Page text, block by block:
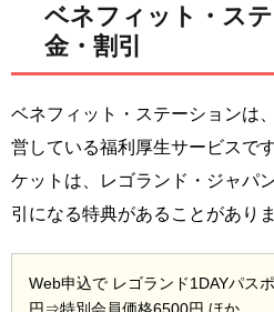
ベネフィット・ス
金・割引
ベネフィット・ステーションは
営している福利厚生サービスで
ケットは、レゴランド・ジャパ
引になる特典があることがありま
Web申込で レゴランド1DAYパス
円⇒特別会員価格6500円 ほか